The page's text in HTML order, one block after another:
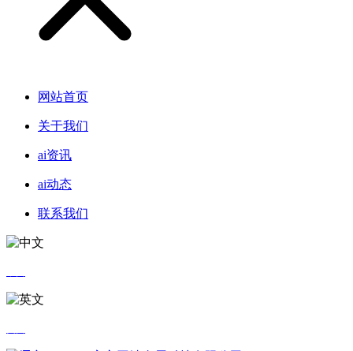
网站首页
关于我们
ai资讯
ai动态
联系我们